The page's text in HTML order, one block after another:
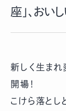
座」、おい
新しく生まれ
開場！
こけら落とし